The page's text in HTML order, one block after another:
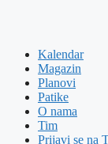
Kalendar
Magazin
Planovi
Patike
O nama
Tim
Prijavi se na